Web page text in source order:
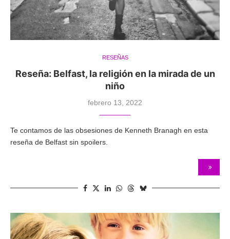
RESEÑAS
Reseña: Belfast, la religión en la mirada de un
niño
febrero 13, 2022
Te contamos de las obsesiones de Kenneth Branagh en esta
reseña de Belfast sin spoilers.